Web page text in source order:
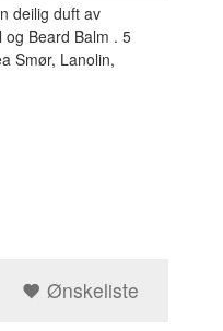
deilig duft av
og Beard Balm . 5
Smør, Lanolin,
Ønskeliste